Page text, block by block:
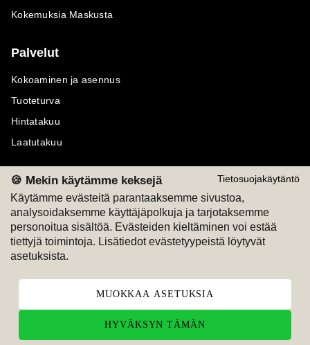
Tietosuojakäytäntö
🍪 Mekin käytämme keksejä
Käytämme evästeitä parantaaksemme sivustoa,
analysoidaksemme käyttäjäpolkuja ja tarjotaksemme
personoitua sisältöä. Evästeiden kieltäminen voi estää
tiettyjä toimintoja. Lisätiedot evästetyypeistä löytyvät
asetuksista.
MUOKKAA ASETUKSIA
HYVÄKSYN TÄMÄN
Kokemuksia Maskusta
Palvelut
Kokoaminen ja asennus
Tuoteturva
Hintatakuu
Laatutakuu
Maksutavat
M
Seuraa meitä